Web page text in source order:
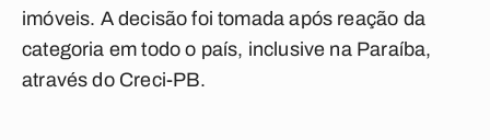
imóveis. A decisão foi tomada após reação da
categoria em todo o país, inclusive na Paraíba,
através do Creci-PB.